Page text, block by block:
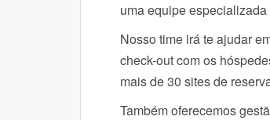
uma equipe
Nosso time irá te ajudar
check-out com os
mais de 30 sites de
Também oferecemos